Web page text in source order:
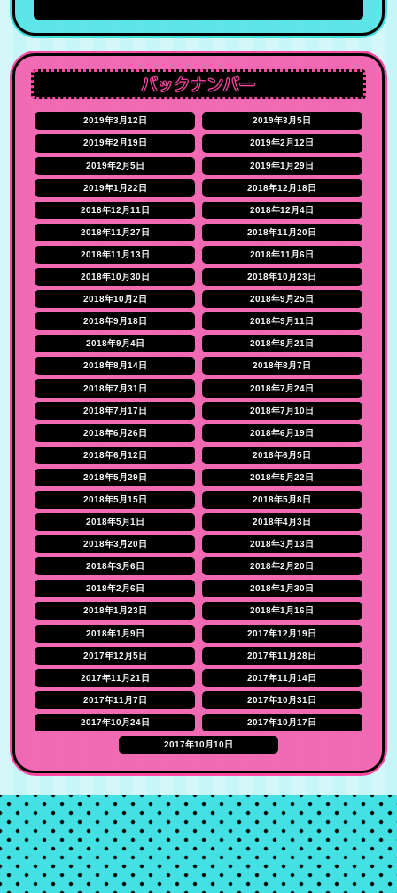
2019年3月12日 2019年3月5日
2019年2月19日 2019年2月12日
2019年2月5日 2019年1月29日
2019年1月22日 2018年12月18日
2018年12月11日 2018年12月4日
2018年11月27日 2018年11月20日
2018年11月13日 2018年11月6日
2018年10月30日 2018年10月23日
2018年10月2日 2018年9月25日
2018年9月18日 2018年9月11日
2018年9月4日 2018年8月21日
2018年8月14日 2018年8月7日
2018年7月31日 2018年7月24日
2018年7月17日 2018年7月10日
2018年6月26日 2018年6月19日
2018年6月12日 2018年6月5日
2018年5月29日 2018年5月22日
2018年5月15日 2018年5月8日
2018年5月1日 2018年4月3日
2018年3月20日 2018年3月13日
2018年3月6日 2018年2月20日
2018年2月6日 2018年1月30日
2018年1月23日 2018年1月16日
2018年1月9日 2017年12月19日
2017年12月5日 2017年11月28日
2017年11月21日 2017年11月14日
2017年11月7日 2017年10月31日
2017年10月24日 2017年10月17日
2017年10月10日